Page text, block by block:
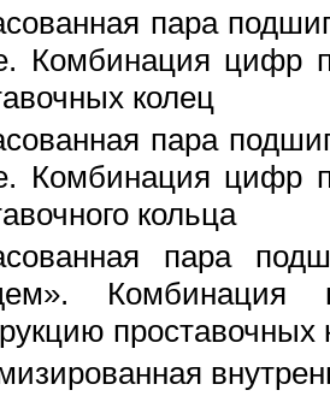
пара
Комбинация цифр
колец
пара
Комбинация цифр
кольца
пара
проставочных